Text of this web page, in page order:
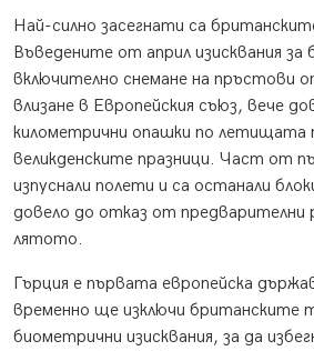
Най-силно засегнати са
Въведените от април изисквания за
включително снемане на пръстови
влизане в Европейския съюз, вече
километрични опашки по летищата
великденските празници. Част от
изпуснали полети и са останали
довело до отказ от предварителни
лятото.
Гърция е първата европейска
временно ще изключи
биометрични изисквания, за да